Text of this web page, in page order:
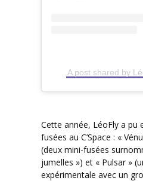
A post shared by
Cette année, LéoFly a pu
fusées au C’Space : «
(deux mini-fusées
jumelles ») et « Pulsar »
expérimentale avec un